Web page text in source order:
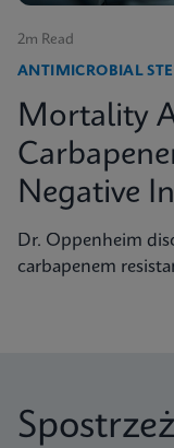
2m Read
ANTIMICROBIAL
Mortality
Negative
Dr. Oppenheim
carbapenem